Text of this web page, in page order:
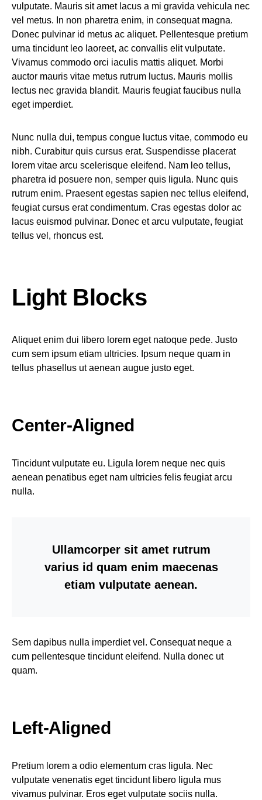
vulputate. Mauris sit amet lacus a mi gravida vehicula nec
vel metus. In non pharetra enim, in consequat magna.
Donec pulvinar id metus ac aliquet. Pellentesque pretium
urna tincidunt leo laoreet, ac convallis elit vulputate.
Vivamus commodo orci iaculis mattis aliquet. Morbi
auctor mauris vitae metus rutrum luctus. Mauris mollis
lectus nec gravida blandit. Mauris feugiat faucibus nulla
eget imperdiet.
Nunc nulla dui, tempus congue luctus vitae, commodo eu
nibh. Curabitur quis cursus erat. Suspendisse placerat
lorem vitae arcu scelerisque eleifend. Nam leo tellus,
pharetra id posuere non, semper quis ligula. Nunc quis
rutrum enim. Praesent egestas sapien nec tellus eleifend,
feugiat cursus erat condimentum. Cras egestas dolor ac
lacus euismod pulvinar. Donec et arcu vulputate, feugiat
tellus vel, rhoncus est.
Light Blocks
Aliquet enim dui libero lorem eget natoque pede. Justo
cum sem ipsum etiam ultricies. Ipsum neque quam in
tellus phasellus ut aenean augue justo eget.
Center-Aligned
Tincidunt vulputate eu. Ligula lorem neque nec quis
aenean penatibus eget nam ultricies felis feugiat arcu
nulla.
Ullamcorper sit amet rutrum
varius id quam enim maecenas
etiam vulputate aenean.
Sem dapibus nulla imperdiet vel. Consequat neque a
cum pellentesque tincidunt eleifend. Nulla donec ut
quam.
Left-Aligned
Pretium lorem a odio elementum cras ligula. Nec
vulputate venenatis eget tincidunt libero ligula mus
vivamus pulvinar. Eros eget vulputate sociis nulla.